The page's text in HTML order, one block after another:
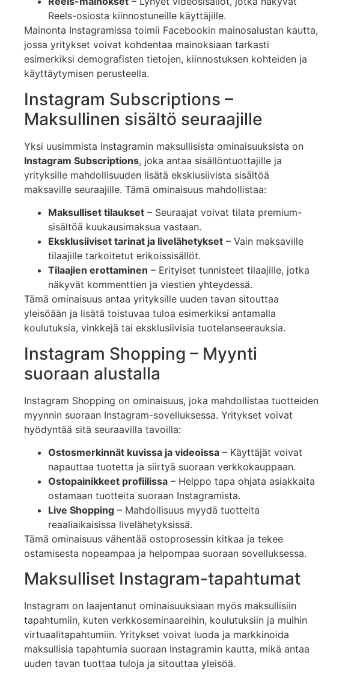
Reels-osiosta kiinnostuneille käyttäjille.
Mainonta Instagramissa toimii Facebookin mainosalustan kautta,
jossa yritykset voivat kohdentaa mainoksiaan tarkasti
esimerkiksi demografisten tietojen, kiinnostuksen kohteiden ja
käyttäytymisen perusteella.
Instagram Subscriptions –
Maksullinen sisältö seuraajille
Yksi uusimmista Instagramin maksullisista ominaisuuksista on
Instagram Subscriptions, joka antaa sisällöntuottajille ja
yrityksille mahdollisuuden lisätä eksklusiivista sisältöä
maksaville seuraajille. Tämä ominaisuus mahdollistaa:
Maksulliset tilaukset – Seuraajat voivat tilata premium-
sisältöä kuukausimaksua vastaan.
Eksklusiiviset tarinat ja livelähetykset – Vain maksaville
tilaajille tarkoitetut erikoissisällöt.
Tilaajien erottaminen – Erityiset tunnisteet tilaajille, jotka
näkyvät kommenttien ja viestien yhteydessä.
Tämä ominaisuus antaa yrityksille uuden tavan sitouttaa
yleisöään ja lisätä toistuvaa tuloa esimerkiksi antamalla
koulutuksia, vinkkejä tai eksklusiivisia tuotelanseerauksia.
Instagram Shopping – Myynti
suoraan alustalla
Instagram Shopping on ominaisuus, joka mahdollistaa tuotteiden
myynnin suoraan Instagram-sovelluksessa. Yritykset voivat
hyödyntää sitä seuraavilla tavoilla:
Ostosmerkinnät kuvissa ja videoissa – Käyttäjät voivat
napauttaa tuotetta ja siirtyä suoraan verkkokauppaan.
Ostopainikkeet profiilissa – Helppo tapa ohjata asiakkaita
ostamaan tuotteita suoraan Instagramista.
Live Shopping – Mahdollisuus myydä tuotteita
reaaliaikaisissa livelähetyksissä.
Tämä ominaisuus vähentää ostoprosessin kitkaa ja tekee
ostamisesta nopeampaa ja helpompaa suoraan sovelluksessa.
Maksulliset Instagram-tapahtumat
Instagram on laajentanut ominaisuuksiaan myös maksullisiin
tapahtumiin, kuten verkkoseminaareihin, koulutuksiin ja muihin
virtuaalitapahtumiin. Yritykset voivat luoda ja markkinoida
maksullisia tapahtumia suoraan Instagramin kautta, mikä antaa
uuden tavan tuottaa tuloja ja sitouttaa yleisöä.